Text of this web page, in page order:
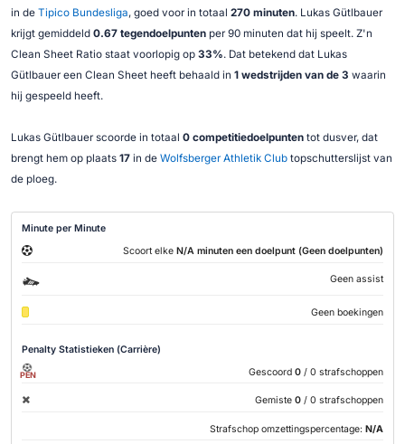
in de Tipico Bundesliga, goed voor in totaal 270 minuten. Lukas Gütlbauer
krijgt gemiddeld 0.67 tegendoelpuntenper 90 minuten dat hij speelt. Z'n
Clean Sheet Ratio staat voorlopig op 33%. Dat betekend dat Lukas
Gütlbauer een Clean Sheet heeft behaald in 1 wedstrijden van de 3 waarin
hij gespeeld heeft.
Lukas Gütlbauer scoorde in totaal 0 competitiedoelpuntentot dusver, dat
brengt hem op plaats 17in de Wolfsberger Athletik Clubtopschutterslijst van
de ploeg.
Minute per Minute
Scoort elke N/A minuten een doelpunt (Geen doelpunten)
Geen assist
Geen boekingen
Penalty Statistieken (Carrière)
PEN Gescoord 0 / 0 strafschoppen
Gemiste 0 / 0 strafschoppen
Strafschop omzettingspercentage: N/A